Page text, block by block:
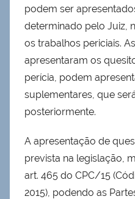
podem ser
determinado pelo Juiz,
os trabalhos periciais.
apresentaram os
perícia, podem
suplementares, que
posteriormente.
A apresentação de
prevista na legislação,
art. 465 do CPC/15
2015), podendo as